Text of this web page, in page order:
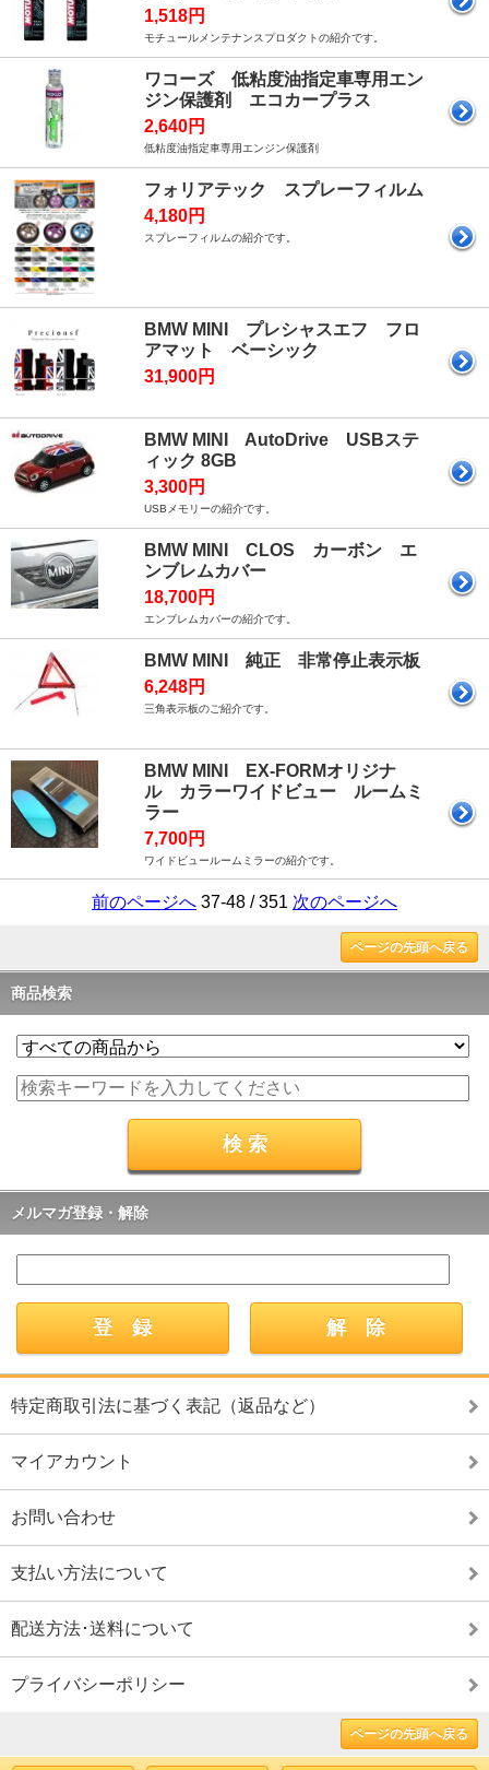
1,518円
モチュールメンテナンスプロダクトの紹介です。
ワコーズ 低粘度油指定車専用エン
ジン保護剤 エコカープラス
2,640円
低粘度油指定車専用エンジン保護剤
フォリアテック スプレーフィルム
4,180円
スプレーフィルムの紹介です。
BMW MINI プレシャスエフ フロ
アマット ベーシック
31,900円
BMW MINI AutoDrive USBステ
ィック 8GB
3,300円
USBメモリーの紹介です。
BMW MINI CLOS カーボン エ
ンブレムカバー
18,700円
エンブレムカバーの紹介です。
BMW MINI 純正 非常停止表示板
6,248円
三角表示板のご紹介です。
BMW MINI EX-FORMオリジナ
ル カラーワイドビュー ルームミ
ラー
7,700円
ワイドビュールームミラーの紹介です。
前のページへ 37-48 / 351 次のページへ
ページの先頭へ戻る
商品検索
メルマガ登録・解除
特定商取引法に基づく表記（返品など）
マイアカウント
お問い合わせ
支払い方法について
配送方法･送料について
プライバシーポリシー
ページの先頭へ戻る